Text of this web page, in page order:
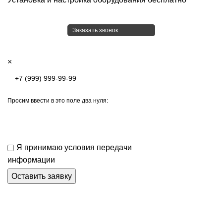
Заказать звонок
×
Просим ввести в это поле два нуля:
Я принимаю условия передачи
информации